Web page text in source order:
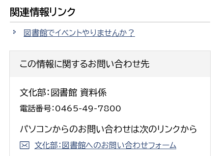
関連情報リンク
図書館でイベントやりませんか？
この情報に関するお問い合わせ先
文化部：図書館 資料係
電話番号：0465-49-7800
パソコンからのお問い合わせは次のリンクから
文化部：図書館へのお問い合わせフォーム